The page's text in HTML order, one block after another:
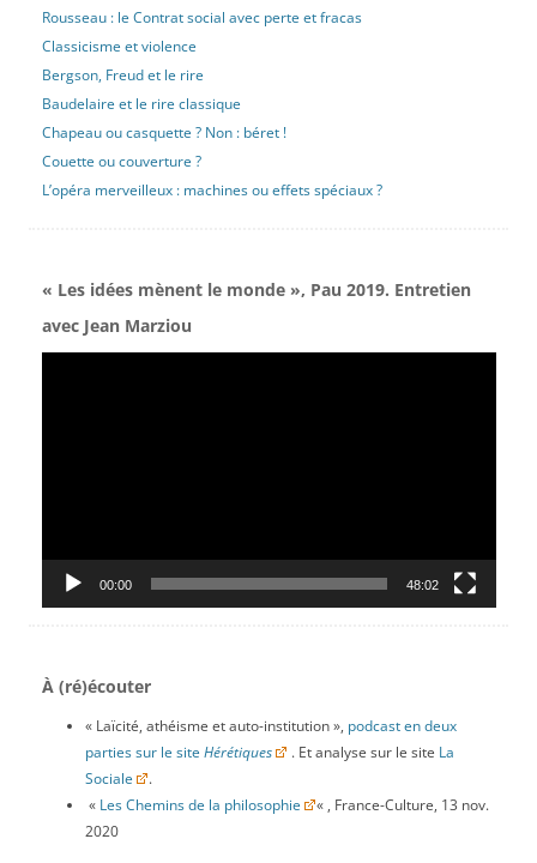
Rousseau : le Contrat social avec perte et fracas
Classicisme et violence
Bergson, Freud et le rire
Baudelaire et le rire classique
Chapeau ou casquette ? Non : béret !
Couette ou couverture ?
L’opéra merveilleux : machines ou effets spéciaux ?
« Les idées mènent le monde », Pau 2019. Entretien
avec Jean Marziou
Lecteur
00:00 48:02
À (ré)écouter
« Laïcité, athéisme et auto-institution », podcast en deux
parties sur le site Hérétiques . Et analyse sur le site La
Sociale
.
« Les Chemins de la philosophie
« , France-Culture, 13 nov.
2020